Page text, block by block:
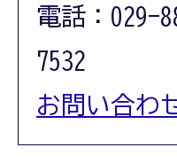
電話：029-
7532
お問い合わ